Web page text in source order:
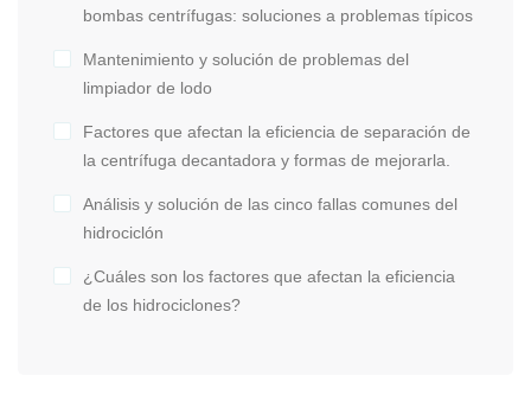
bombas centrífugas: soluciones a problemas típicos
Mantenimiento y solución de problemas del
limpiador de lodo
Factores que afectan la eficiencia de separación de
la centrífuga decantadora y formas de mejorarla.
Análisis y solución de las cinco fallas comunes del
hidrociclón
¿Cuáles son los factores que afectan la eficiencia
de los hidrociclones?